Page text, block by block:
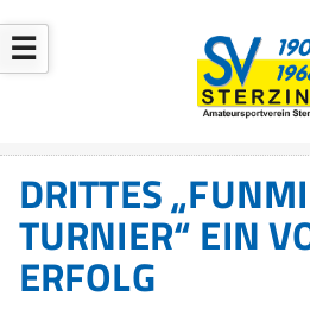
☰
DRITTES
TURNIER“ EIN
ERFOLG